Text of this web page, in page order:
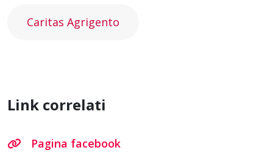
Caritas Agrigento
Link correlati
Pagina facebook